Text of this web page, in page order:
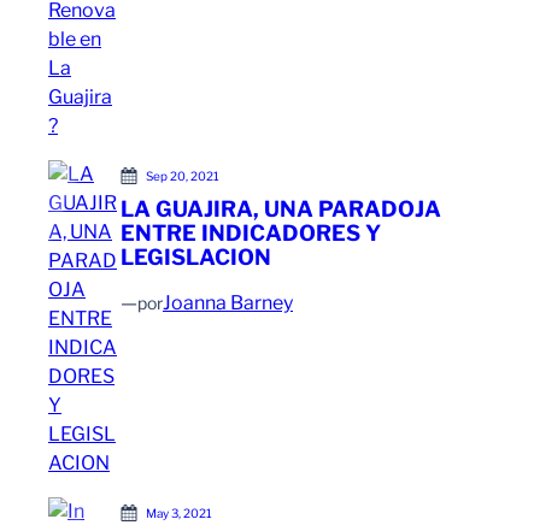
Sep 20, 2021
LA GUAJIRA, UNA PARADOJA
ENTRE INDICADORES Y
LEGISLACION
—porJoanna Barney
May 3, 2021